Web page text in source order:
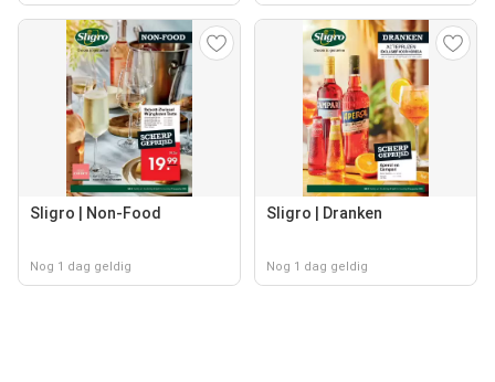
Sligro | Non-Food
Nog 1 dag geldig
Sligro | Dranken
Nog 1 dag geldig